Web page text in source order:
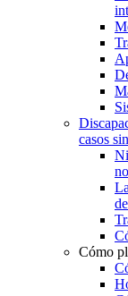
casos
Cómo